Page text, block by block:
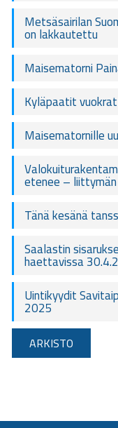
Metsäsairilan
on lakkautettu
Maisematorni
Kyläpaatit
Maisematornille
etenee –
Tänä kesänä
Saalastin
haettavissa
Uintikyydit
2025
ARKISTO